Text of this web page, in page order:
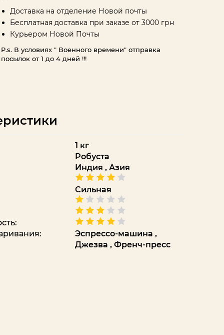
Доставка на отделение Новой почты
Бесплатная доставка при заказе от 3000 грн
Курьером Новой Почты
P.s. В условиях " Военного времени" отправка
посылок от 1 до 4 дней !!!
1 кг
Робуста
Индия,Азия
Сильная
Эспрессо-машина,
Джезва,Френч-пресс